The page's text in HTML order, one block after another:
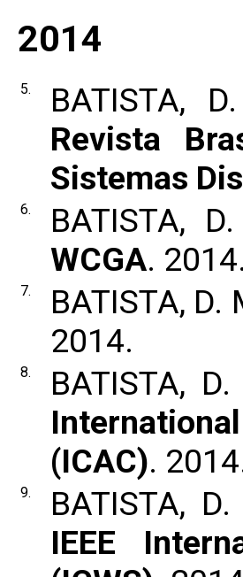
2014
5. BATISTA,
Revista
Sistemas
6. BATISTA,
WCGA. 2014.
7. BATISTA, D.
2014.
8. BATISTA,
(ICAC).
9. BATISTA,
IEEE